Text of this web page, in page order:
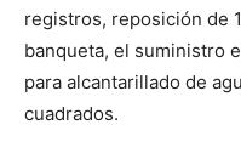
registros, reposición de
banqueta, el suministro
para alcantarillado de
cuadrados.